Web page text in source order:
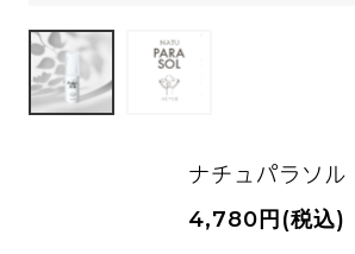
ナチュパラソル
4,780円(税込)